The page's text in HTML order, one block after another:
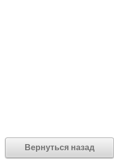
Вернуться назад